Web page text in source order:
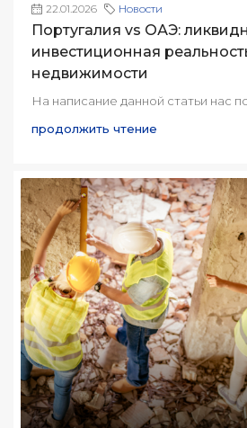
22.01.2026 Новости
Португалия vs ОАЭ:
инвестиционная
недвижимости
На написание данной статьи нас
продолжить чтение